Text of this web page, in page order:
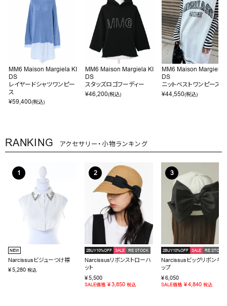
MM6 Maison Margiela KI
DS
レイヤードシャツワンピー
ス
¥59,400(税込)
MM6 Maison Margiela KI
DS
スタッズロゴフーディー
¥46,200(税込)
MM6 Maison Margiela
DS
ニットベストワンピース
¥44,550(税込)
RANKING アクセサリー・小物ランキング
NEW
Narcissusビジューつけ襟
¥5,280 税込
2BUY10%OFF SALE RE STOCK
Narcissusリボンストローハ
ット
¥5,500
SALE価格 ¥3,850 税込
2BUY10%OFF SALE RE STOCK
Narcissusビッグリボンキャ
ップ
¥6,050
SALE価格 ¥4,840 税込